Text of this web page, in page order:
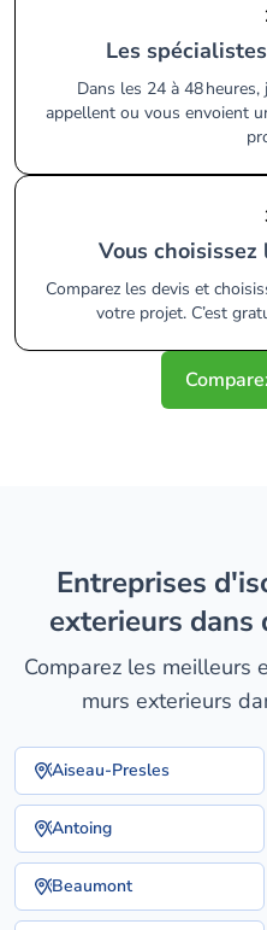
Les
Dans les 24 à 48
appellent ou vous envoient
Vous
Comparez les devis et
votre projet. C’est
entreprises d'isolation des murs
exterieurs
Comparez les meilleurs
murs exterieurs
Aiseau-Presles
Antoing
Beaumont